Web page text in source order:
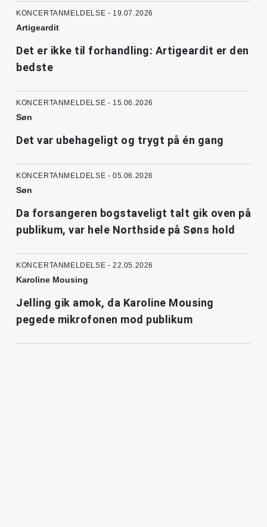
KONCERTANMELDELSE - 19.07.2026
Artigeardit
Det er ikke til forhandling: Artigeardit er den
bedste
KONCERTANMELDELSE - 15.06.2026
Søn
Det var ubehageligt og trygt på én gang
KONCERTANMELDELSE - 05.06.2026
Søn
Da forsangeren bogstaveligt talt gik oven på
publikum, var hele Northside på Søns hold
KONCERTANMELDELSE - 22.05.2026
Karoline Mousing
Jelling gik amok, da Karoline Mousing
pegede mikrofonen mod publikum